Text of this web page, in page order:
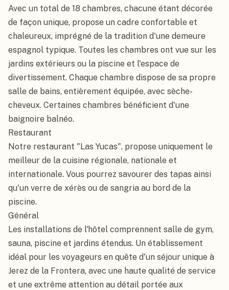
Avec un total de 18 chambres, chacune étant décorée
de façon unique, propose un cadre confortable et
chaleureux, imprégné de la tradition d'une demeure
espagnol typique. Toutes les chambres ont vue sur les
jardins extérieurs ou la piscine et l'espace de
divertissement. Chaque chambre dispose de sa propre
salle de bains, entièrement équipée, avec sèche-
cheveux. Certaines chambres bénéficient d'une
baignoire balnéo.
Restaurant
Notre restaurant "Las Yucas", propose uniquement le
meilleur de la cuisine régionale, nationale et
internationale. Vous pourrez savourer des tapas ainsi
qu'un verre de xérès ou de sangria au bord de la
piscine.
Général
Les installations de l'hôtel comprennent salle de gym,
sauna, piscine et jardins étendus. Un établissement
idéal pour les voyageurs en quête d'un séjour unique à
Jerez de la Frontera, avec une haute qualité de service
et une extrême attention au détail portée aux